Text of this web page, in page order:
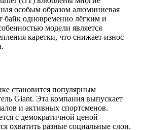
особым образом алюминиевая
байк одновременно лёгким и
модели является
каретки, что снижает износ
становится популярным
Giant. Эта компания выпускает
и активных спортсменов.
с демократичной ценой –
охватить разные социальные слои.